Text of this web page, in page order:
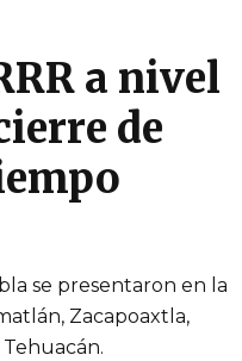
a nivel
de
se presentaron en la
Zacapoaxtla,